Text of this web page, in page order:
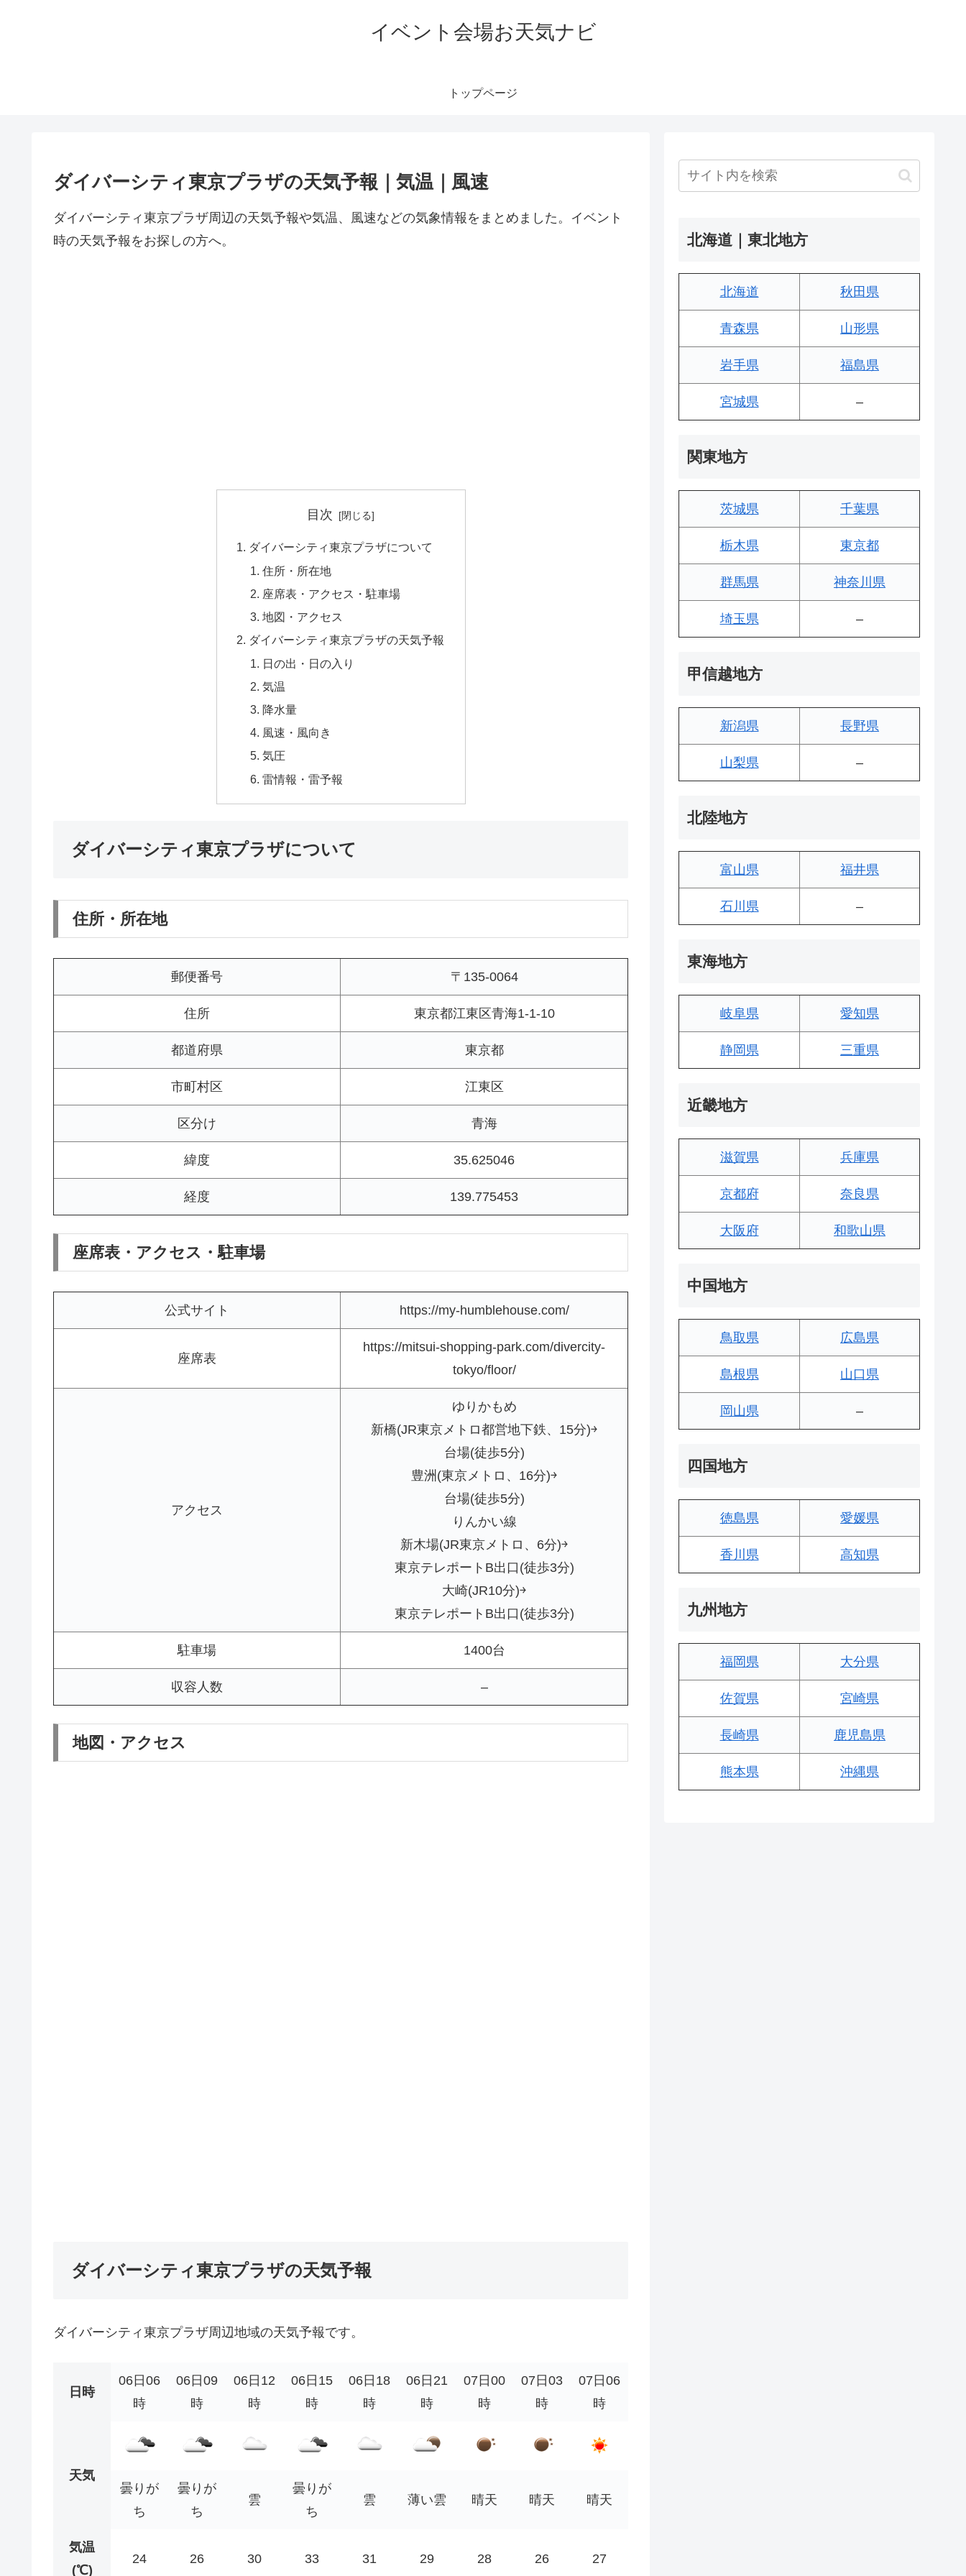
イベント会場お天気ナビ
トップページ
ダイバーシティ東京プラザの天気予報｜気温｜風速
ダイバーシティ東京プラザ周辺の天気予報や気温、風速などの気象情報をまとめました。イベント
時の天気予報をお探しの方へ。
目次
ダイバーシティ東京プラザについて
住所・所在地
座席表・アクセス・駐車場
地図・アクセス
ダイバーシティ東京プラザの天気予報
日の出・日の入り
気温
降水量
風速・風向き
気圧
雷情報・雷予報
ダイバーシティ東京プラザについて
住所・所在地
郵便番号 〒135-0064
住所 東京都江東区青海1-1-10
都道府県 東京都
市町村区 江東区
区分け 青海
緯度 35.625046
経度 139.775453
座席表・アクセス・駐車場
公式サイト https://my-humblehouse.com/
座席表
https://mitsui-shopping-park.com/divercity-
tokyo/floor/
アクセス
ゆりかもめ
新橋(JR東京メトロ都営地下鉄、15分)￫
台場(徒歩5分)
豊洲(東京メトロ、16分)￫
台場(徒歩5分)
りんかい線
新木場(JR東京メトロ、6分)￫
東京テレポートB出口(徒歩3分)
大崎(JR10分)￫
東京テレポートB出口(徒歩3分)
駐車場 1400台
収容人数 –
地図・アクセス
ダイバーシティ東京プラザの天気予報
ダイバーシティ東京プラザ周辺地域の天気予報です。
日時
06日06
時
06日09
時
06日12
時
06日15
時
06日18
時
06日21
時
07日00
時
07日03
時
07日06
時
天気
曇りが
ち
曇りが
ち
雲
曇りが
ち
雲 薄い雲 晴天 晴天 晴天
気温
(℃)
24 26 30 33 31 29 28 26 27
北海道｜東北地方
北海道 秋田県
青森県 山形県
岩手県 福島県
宮城県 –
関東地方
茨城県 千葉県
栃木県 東京都
群馬県 神奈川県
埼玉県 –
甲信越地方
新潟県 長野県
山梨県 –
北陸地方
富山県 福井県
石川県 –
東海地方
岐阜県 愛知県
静岡県 三重県
近畿地方
滋賀県 兵庫県
京都府 奈良県
大阪府 和歌山県
中国地方
鳥取県 広島県
島根県 山口県
岡山県 –
四国地方
徳島県 愛媛県
香川県 高知県
九州地方
福岡県 大分県
佐賀県 宮崎県
長崎県 鹿児島県
熊本県 沖縄県